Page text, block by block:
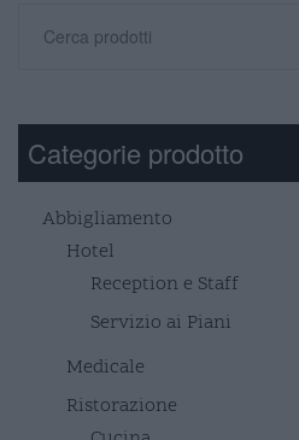
Categorie prodotto
Abbigliamento
Hotel
Reception e Staff
Servizio ai Piani
Medicale
Ristorazione